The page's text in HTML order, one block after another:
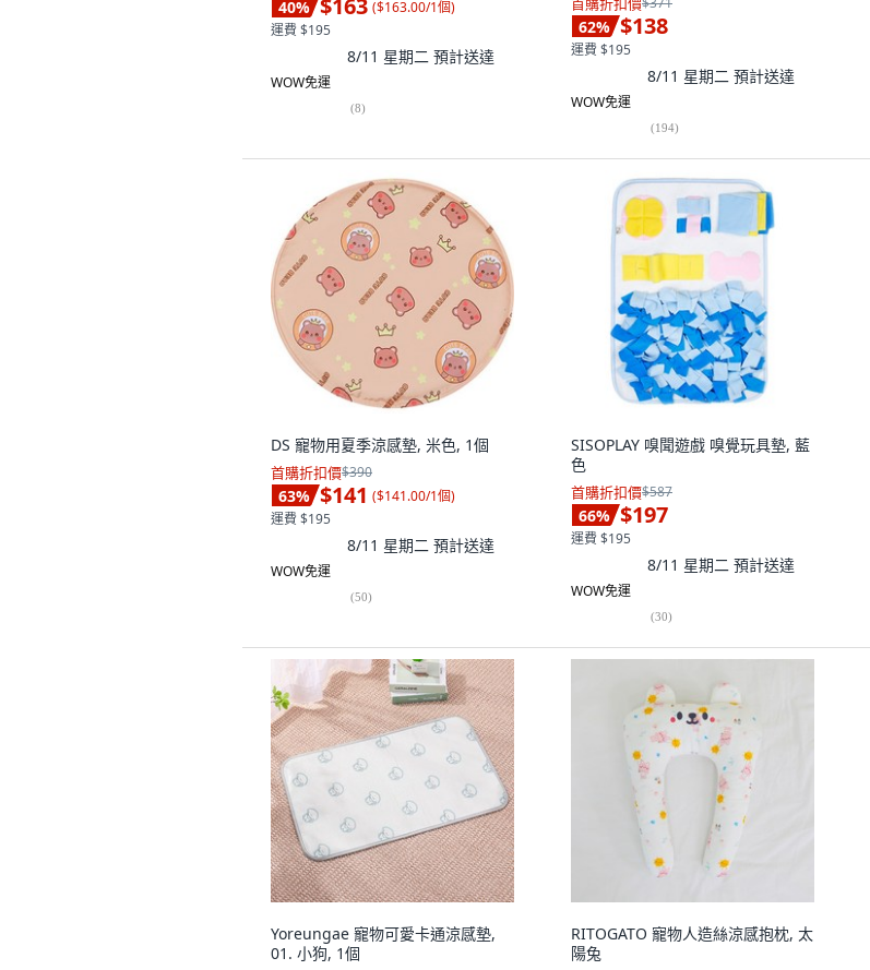
40% $163 ($163.00/1個)
運費 $195
8/11 星期二 預計送達
WOW免運
(8)
62% $138
運費 $195
8/11 星期二 預計送達
WOW免運
(194)
DS 寵物用夏季涼感墊, 米色, 1個
首購折扣價$390
63% $141 ($141.00/1個)
運費 $195
8/11 星期二 預計送達
WOW免運
(50)
SISOPLAY 嗅聞遊戲 嗅覺玩具墊, 藍
色
首購折扣價$587
66% $197
運費 $195
8/11 星期二 預計送達
WOW免運
(30)
Yoreungae 寵物可愛卡通涼感墊,
01. 小狗, 1個
RITOGATO 寵物人造絲涼感抱枕, 太
陽兔